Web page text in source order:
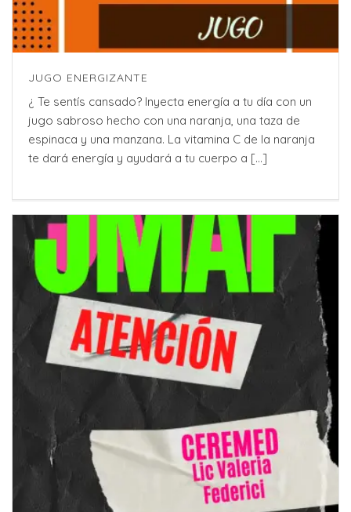
JUGO ENERGIZANTE
¿ Te sentís cansado? Inyecta energía a tu día con un
jugo sabroso hecho con una naranja, una taza de
espinaca y una manzana. La vitamina C de la naranja
te dará energía y ayudará a tu cuerpo a [...]